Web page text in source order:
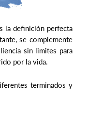
la definición perfecta
se complemente
sin limites para
por la vida.
terminados y